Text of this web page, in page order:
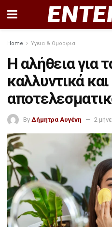
Home Υγεια & Ομορφια
Η αλήθεια για
καλλυντικά
By Δήμητρα Αυγένη 2